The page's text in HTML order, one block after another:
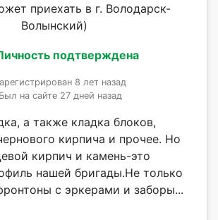
приехать в г. Володарск-
Волынский)
подтверждена
8 лет назад
Был на сайте 27 дней назад
а также кладка блоков,
кирпича и прочее. Но
кирпич и камень-это
нашей бригады.Не только
с эркерами и заборы...